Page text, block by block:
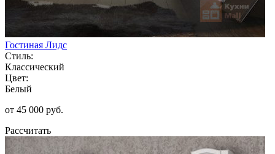
Гостиная Лидс
Стиль:
Классический
Цвет:
Белый
от 45 000 руб.
Рассчитать